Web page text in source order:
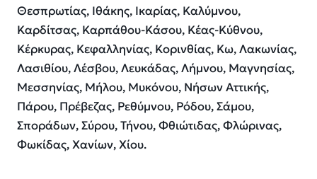
Θεσπρωτίας, Ιθάκης, Ικαρίας, Καλύμνου,
Καρδίτσας, Καρπάθου-Κάσου, Κέας-Κύθνου,
Κέρκυρας, Κεφαλληνίας, Κορινθίας, Κω, Λακωνίας,
Λασιθίου, Λέσβου, Λευκάδας, Λήμνου, Μαγνησίας,
Μεσσηνίας, Μήλου, Μυκόνου, Νήσων Αττικής,
Πάρου, Πρέβεζας, Ρεθύμνου, Ρόδου, Σάμου,
Σποράδων, Σύρου, Τήνου, Φθιώτιδας, Φλώρινας,
Φωκίδας, Χανίων, Χίου.